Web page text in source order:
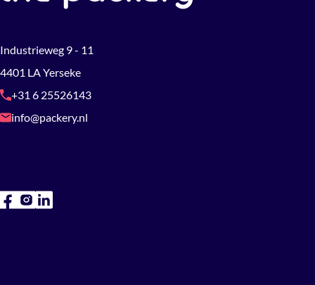
Industrieweg 9 - 11
4401 LA Yerseke
+31 6 25526143
info@packery.nl